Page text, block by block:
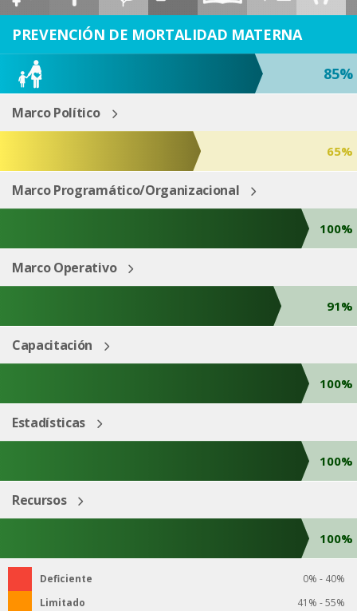
ESP ENG
PREVENCIÓN DE MORTALIDAD MATERNA
85%
Marco Político
65%
Marco Programático/Organizacional
100%
Marco Operativo
91%
Capacitación
100%
Estadísticas
100%
Recursos
100%
Deficiente
0% - 40%
Limitado
41% - 55%